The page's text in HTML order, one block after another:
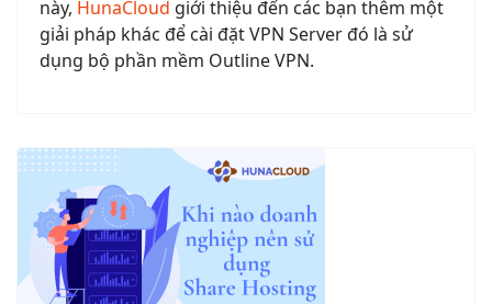
này, HunaCloud giới thiệu đến các bạn thêm một
giải pháp khác để cài đặt VPN Server đó là sử
dụng bộ phần mềm Outline VPN.